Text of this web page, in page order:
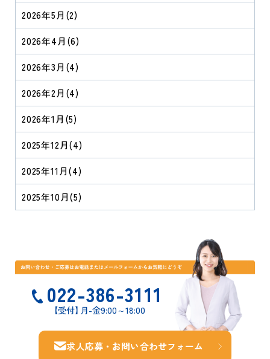
2026年5月 (2)
2026年4月 (6)
2026年3月 (4)
2026年2月 (4)
2026年1月 (5)
2025年12月(4)
2025年11月(4)
2025年10月(5)
022-386-3111
【受付】 月-金9:00～18:00
求人応募・お問い合わせフォーム